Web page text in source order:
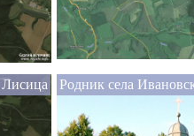
Лисица Родник села